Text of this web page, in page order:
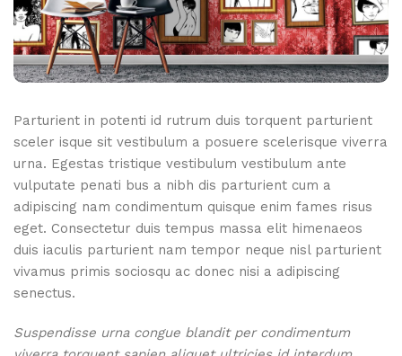
Parturient in potenti id rutrum duis torquent parturient
sceler isque sit vestibulum a posuere scelerisque viverra
urna. Egestas tristique vestibulum vestibulum ante
vulputate penati bus a nibh dis parturient cum a
adipiscing nam condimentum quisque enim fames risus
eget. Consectetur duis tempus massa elit himenaeos
duis iaculis parturient nam tempor neque nisl parturient
vivamus primis sociosqu ac donec nisi a adipiscing
senectus.
Suspendisse urna congue blandit per condimentum